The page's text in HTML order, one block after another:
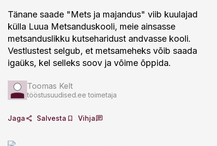
Tänane saade "Mets ja majandus" viib kuulajad
külla Luua Metsanduskooli, meie ainsasse
metsanduslikku kutseharidust andvasse kooli.
Vestlustest selgub, et metsameheks võib saada
igaüks, kel selleks soov ja võime õppida.
Toomas Kelt
tööstusuudised.ee toimetaja
Jaga Salvesta Vihja